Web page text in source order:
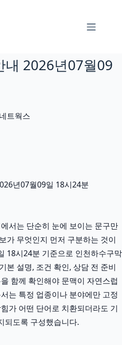
내 2026년07월09
트웍스
년07월09일 18시24분
서는 단순히 눈에 보이는 문구만
가 무엇인지 먼저 구분하는 것이
18시24분 기준으로 인천하수구막
본 설명, 조건 확인, 상담 전 준비
함께 확인해야 문맥이 자연스럽
는 특정 업종이나 분야에만 고정
가 어떤 단어로 치환되더라도 기
되도록 구성했습니다.